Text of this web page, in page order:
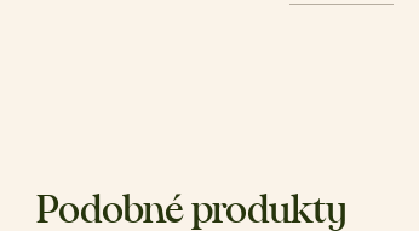
Podobné produkty